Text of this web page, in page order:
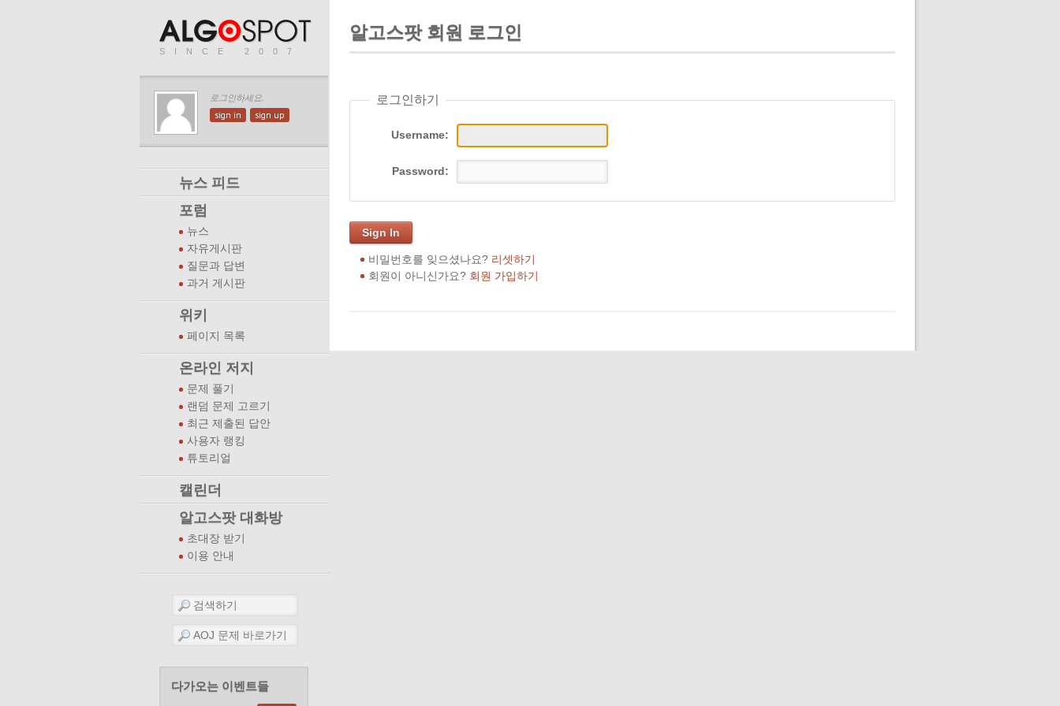
SINCE 2007
로그인하세요.
sign in sign up
뉴스 피드
포럼
뉴스
자유게시판
질문과 답변
과거 게시판
위키
페이지 목록
온라인 저지
문제 풀기
랜덤 문제 고르기
최근 제출된 답안
사용자 랭킹
튜토리얼
캘린더
알고스팟 대화방
초대장 받기
이용 안내
다가오는 이벤트들
알고스팟 회원 로그인
로그인하기
Username:
Password:
Sign In
비밀번호를 잊으셨나요? 리셋하기
회원이 아니신가요? 회원 가입하기